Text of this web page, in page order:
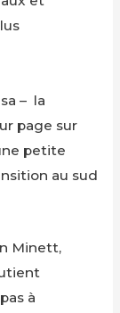
– la
page sur
petite
au sud
Minett,
à